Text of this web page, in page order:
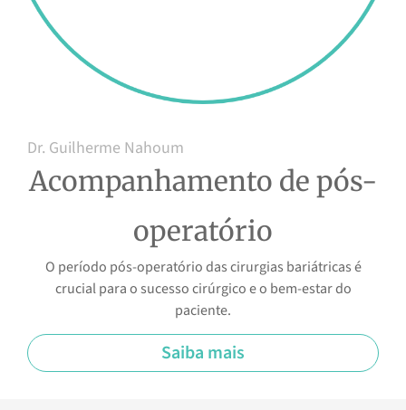
Dr. Guilherme Nahoum
Acompanhamento de pós-
operatório
O período pós-operatório das cirurgias bariátricas é
crucial para o sucesso cirúrgico e o bem-estar do
paciente.
Saiba mais